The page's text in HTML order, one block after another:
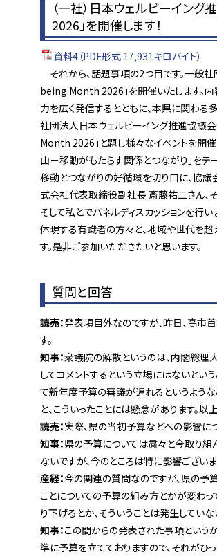
（一社）日本ウェルビーイン
2026」を開催します！
資料4（PDF形式 17,931キロバイト）
それから、話題事項の2つ目です。一般
being Month 2026」を開催いたします。
力を広く発信するとともに、本県に関わ
社団法人日本ウェルビーイング推進協議
Month 2026」と題し様々なイベントを開催
山－移動がもたらす関係とつながり」をテ
移動とつながりの好循環を切り口に、協議
式会社代表取締役副社長 斎藤祐二さん、
そして私とでパネルディスカッションを行
体現する有識者の方々と、地域や世代を
す。是非ご参加いただきたいと思います。
質問と回答
読売：発表項目外なのですが、昨日、高市
す。
知事：衆議院の解散というのは、内閣総理
してコメントするという立場にはないとい
て新年度予算の審議が遅れるというよう
と、こういったことには懸念があります。以上
読売：実際、県の当初予算などへの影響につ
知事：県の予算については粛々と今取り組
ないですが、今のところは特に影響ございま
産経：今の関連の質問なのですが、県の予
ことについての予算の組み方とかが変わっ
り下げるとか、そういうことは発生していな
知事：この間からの発表された事項という
準に予算を立てておりますので、それがひ